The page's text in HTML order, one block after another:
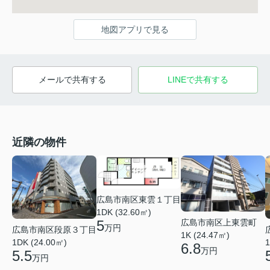
地図アプリで見る
メールで共有する LINEで共有する
近隣の物件
広島市南区段原３丁目
1DK (24.00㎡)
5.5万円
広島市南区東雲１丁目
1DK (32.60㎡)
5万円
広島市南区上東雲町
1K (24.47㎡)
6.8万円